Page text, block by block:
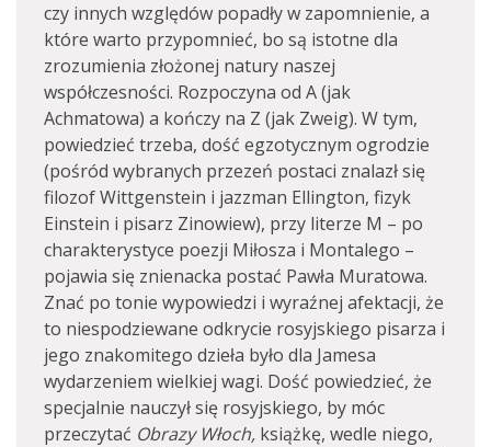
czy innych względów popadły w zapomnienie, a
które warto przypomnieć, bo są istotne dla
zrozumienia złożonej natury naszej
współczesności. Rozpoczyna od A (jak
Achmatowa) a kończy na Z (jak Zweig). W tym,
powiedzieć trzeba, dość egzotycznym ogrodzie
(pośród wybranych przezeń postaci znalazł się
filozof Wittgenstein i jazzman Ellington, fizyk
Einstein i pisarz Zinowiew), przy literze M – po
charakterystyce poezji Miłosza i Montalego –
pojawia się znienacka postać Pawła Muratowa.
Znać po tonie wypowiedzi i wyraźnej afektacji, że
to niespodziewane odkrycie rosyjskiego pisarza i
jego znakomitego dzieła było dla Jamesa
wydarzeniem wielkiej wagi. Dość powiedzieć, że
specjalnie nauczył się rosyjskiego, by móc
przeczytać Obrazy Włoch, książkę, wedle niego,